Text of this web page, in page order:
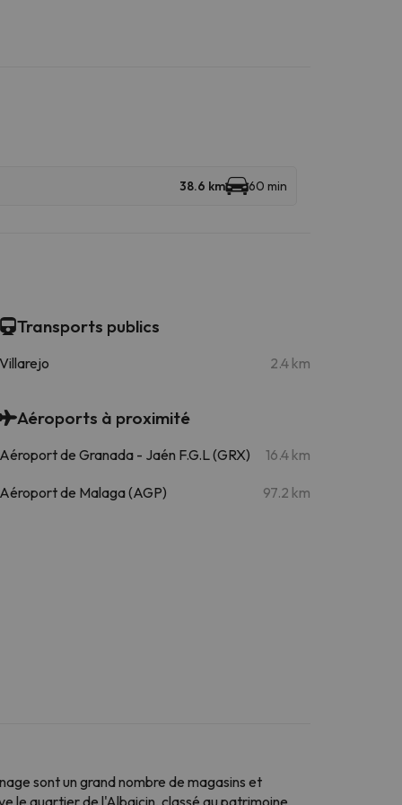
38.6 km 60 min
Transports publics
Villarejo 2.4 km
Aéroports à proximité
Aéroport de Granada - Jaén F.G.L (GRX) 16.4 km
Aéroport de Malaga (AGP) 97.2 km
sont un grand nombre de magasins et
le quartier de l'Albaicin, classé au patrimoine